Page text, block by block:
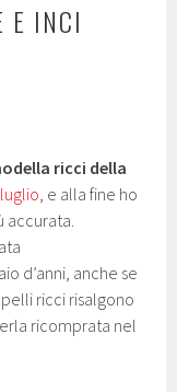
E INCI
ricci della
, e alla fine ho
accurata.
d’anni, anche se
ricci risalgono
ricomprata nel